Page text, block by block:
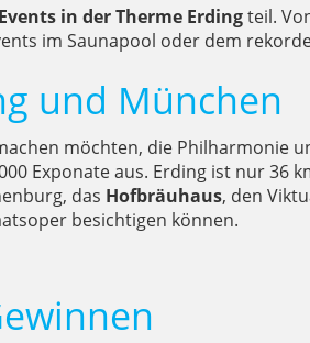
Events in der Therme Erdingteil.
im Saunapool oder dem
und München
möchten, die Philharmonie
Exponate aus. Erding ist nur 36
das Hofbräuhaus, den
besichtigen können.